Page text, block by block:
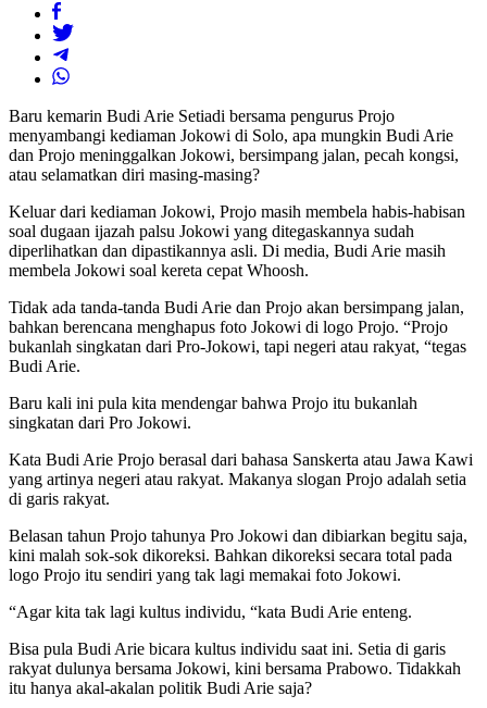
Baru kemarin Budi Arie Setiadi bersama pengurus Projo
menyambangi kediaman Jokowi di Solo, apa mungkin Budi Arie
dan Projo meninggalkan Jokowi, bersimpang jalan, pecah kongsi,
atau selamatkan diri masing-masing?
Keluar dari kediaman Jokowi, Projo masih membela habis-habisan
soal dugaan ijazah palsu Jokowi yang ditegaskannya sudah
diperlihatkan dan dipastikannya asli. Di media, Budi Arie masih
membela Jokowi soal kereta cepat Whoosh.
Tidak ada tanda-tanda Budi Arie dan Projo akan bersimpang jalan,
bahkan berencana menghapus foto Jokowi di logo Projo. “Projo
bukanlah singkatan dari Pro-Jokowi, tapi negeri atau rakyat, “tegas
Budi Arie.
Baru kali ini pula kita mendengar bahwa Projo itu bukanlah
singkatan dari Pro Jokowi.
Kata Budi Arie Projo berasal dari bahasa Sanskerta atau Jawa Kawi
yang artinya negeri atau rakyat. Makanya slogan Projo adalah setia
di garis rakyat.
Belasan tahun Projo tahunya Pro Jokowi dan dibiarkan begitu saja,
kini malah sok-sok dikoreksi. Bahkan dikoreksi secara total pada
logo Projo itu sendiri yang tak lagi memakai foto Jokowi.
“Agar kita tak lagi kultus individu, “kata Budi Arie enteng.
Bisa pula Budi Arie bicara kultus individu saat ini. Setia di garis
rakyat dulunya bersama Jokowi, kini bersama Prabowo. Tidakkah
itu hanya akal-akalan politik Budi Arie saja?